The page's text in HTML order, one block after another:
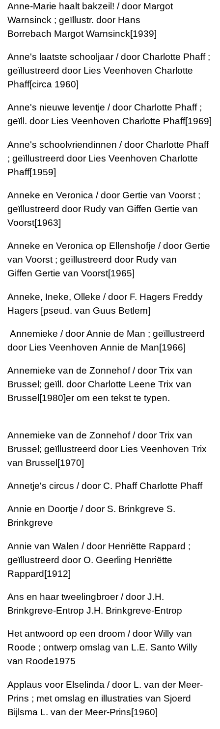
Anne-Marie haalt bakzeil! / door Margot
Warnsinck ; geïllustr. door Hans
Borrebach Margot Warnsinck[1939]
Anne's laatste schooljaar / door Charlotte Phaff ;
geïllustreerd door Lies Veenhoven Charlotte
Phaff[circa 1960]
Anne's nieuwe leventje / door Charlotte Phaff ;
geïll. door Lies Veenhoven Charlotte Phaff[1969]
Anne's schoolvriendinnen / door Charlotte Phaff
; geïllustreerd door Lies Veenhoven Charlotte
Phaff[1959]
Anneke en Veronica / door Gertie van Voorst ;
geïllustreerd door Rudy van Giffen Gertie van
Voorst[1963]
Anneke en Veronica op Ellenshofje / door Gertie
van Voorst ; geïllustreerd door Rudy van
Giffen Gertie van Voorst[1965]
Anneke, Ineke, Olleke / door F. Hagers Freddy
Hagers [pseud. van Guus Betlem]
Annemieke / door Annie de Man ; geïllustreerd
door Lies Veenhoven Annie de Man[1966]
Annemieke van de Zonnehof / door Trix van
Brussel; geïll. door Charlotte Leene Trix van
Brussel [1980]er om een tekst te typen.
Annemieke van de Zonnehof / door Trix van
Brussel; geïllustreerd door Lies Veenhoven Trix
van Brussel[1970]
Annetje's circus / door C. Phaff Charlotte Phaff
Annie en Doortje / door S. Brinkgreve S.
Brinkgreve
Annie van Walen / door Henriëtte Rappard ;
geïllustreerd door O. Geerling Henriëtte
Rappard[1912]
Ans en haar tweelingbroer / door J.H.
Brinkgreve-Entrop J.H. Brinkgreve-Entrop
Het antwoord op een droom / door Willy van
Roode ; ontwerp omslag van L.E. Santo Willy
van Roode1975
Applaus voor Elselinda / door L. van der Meer-
Prins ; met omslag en illustraties van Sjoerd
Bijlsma L. van der Meer-Prins[1960]